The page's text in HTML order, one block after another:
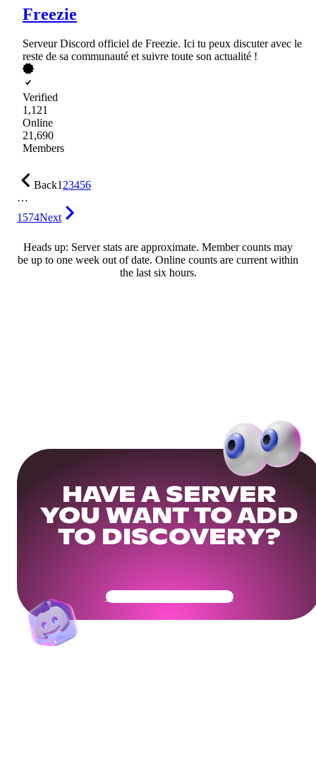
Freezie
Serveur Discord officiel de Freezie. Ici tu peux discuter avec le
reste de sa communauté et suivre toute son actualité !
Verified
1,121
Online
21,690
Members
Back123456
…
1574Next
Heads up: Server stats are approximate. Member counts may
be up to one week out of date. Online counts are current within
the last six hours.
HAVE A SERVER
YOU WANT TO ADD
TO DISCOVERY?
Get Your Community Ready